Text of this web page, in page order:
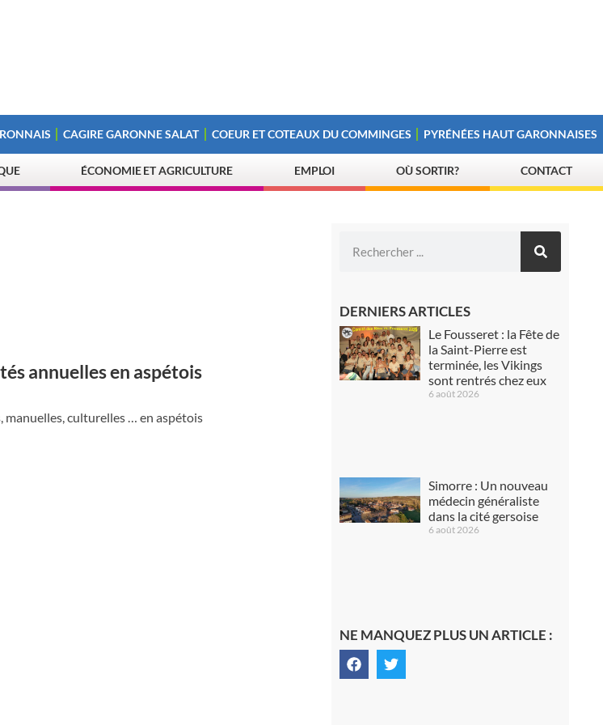
CAGIRE GARONNE SALAT COEUR ET COTEAUX DU COMMINGES PYRÉNÉES HAUT GARONNAISES
ÉCONOMIE ET AGRICULTURE EMPLOI OÙ SORTIR? CONTACT
annuelles en aspétois
manuelles, culturelles … en aspétois
DERNIERS ARTICLES
Le Fousseret : la Fête de
la Saint-Pierre est
terminée, les Vikings
sont rentrés chez eux
6 août 2026
Simorre : Un nouveau
médecin généraliste
dans la cité gersoise
6 août 2026
NE MANQUEZ PLUS UN ARTICLE :